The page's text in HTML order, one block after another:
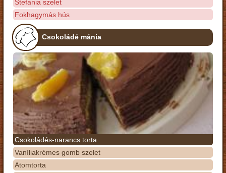
Stefánia szelet
Fokhagymás hús
Csokoládé mánia
Csokoládés-narancs torta
Vaníliakrémes gomb szelet
Atomtorta